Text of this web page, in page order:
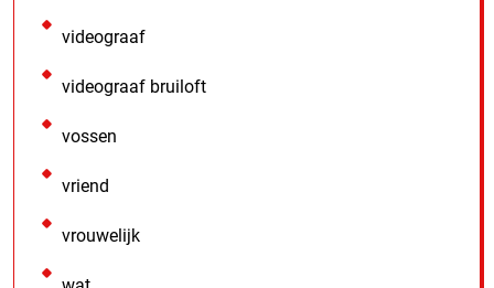
videograaf
videograaf bruiloft
vossen
vriend
vrouwelijk